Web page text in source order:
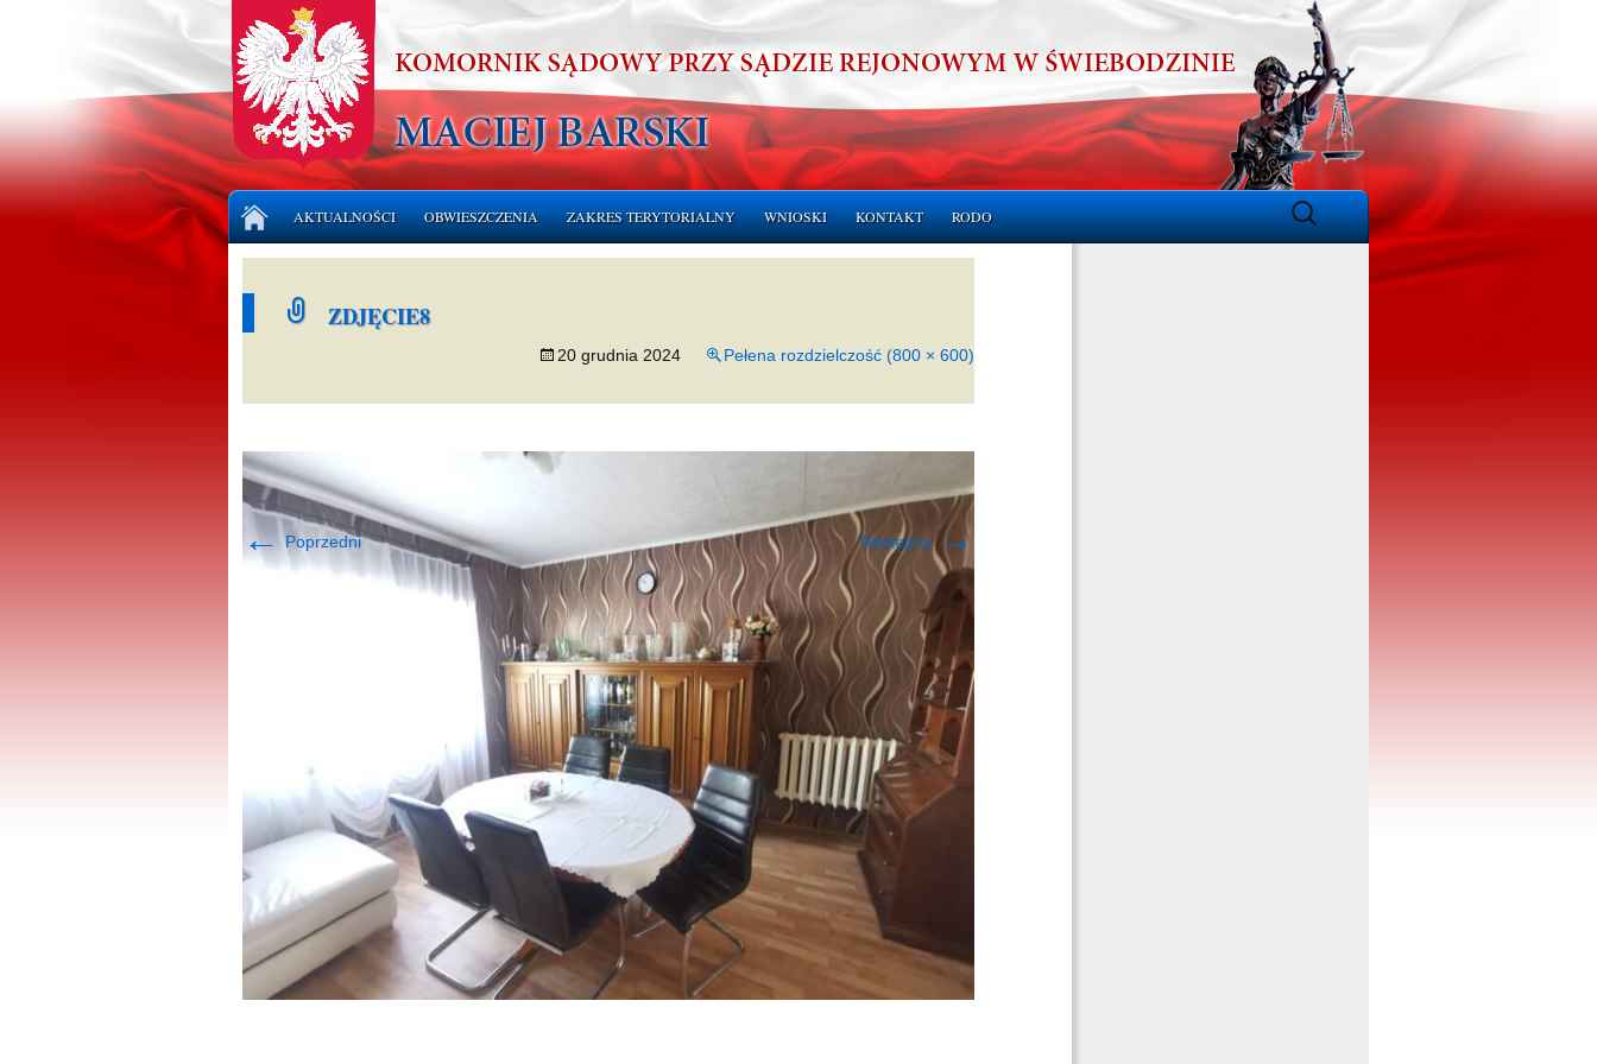
doAKTUALNOŚCI OBWIESZCZENIA
LICYTACJE RUCHOMOŚCI
ZAKRES TERYTORIALNY WNIOSKI KONTAKT RODO
Szukaj:
ZDJĘCIE8
20 grudnia 2024 Pełena rozdzielczość (800 × 600)
← Poprzedni Następny→